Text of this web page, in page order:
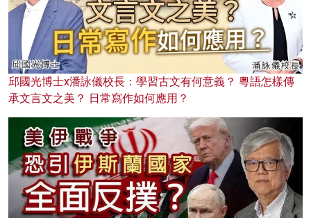
邱國光博士x潘詠儀校長：學習古文有何意義？ 粵語怎樣傳
承文言文之美？ 日常寫作如何應用？